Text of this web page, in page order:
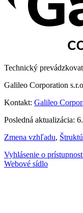
Technický
Galileo Corporation
Kontakt: Galileo
Posledná aktualizácia:
Zmena vzhľadu,
Vyhlásenie o
Webové sídlo